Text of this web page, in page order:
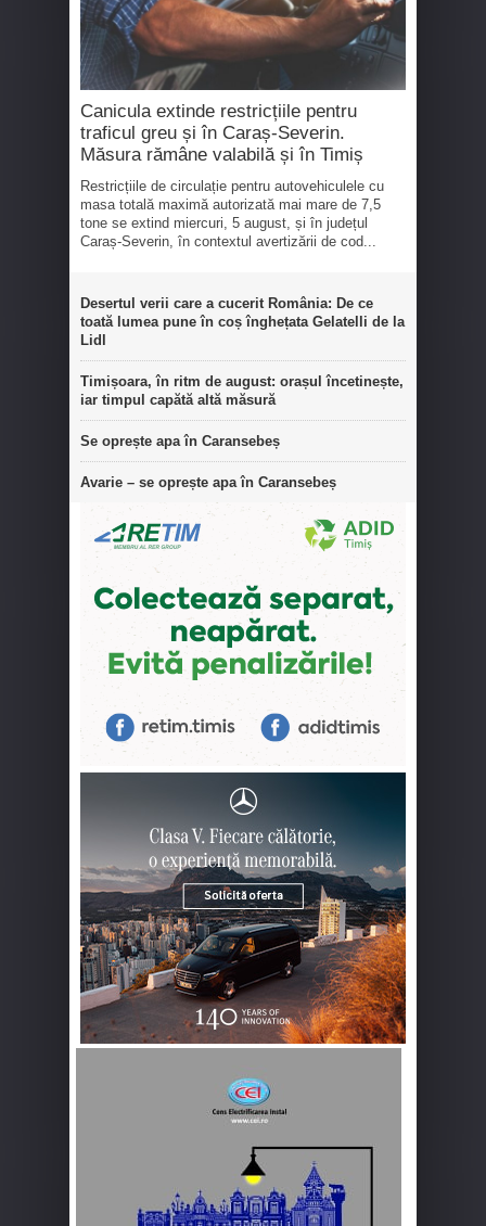
Canicula extinde restricțiile pentru
traficul greu și în Caraș-Severin.
Măsura rămâne valabilă și în Timiș
Restricțiile de circulație pentru autovehiculele cu
masa totală maximă autorizată mai mare de 7,5
tone se extind miercuri, 5 august, și în județul
Caraș-Severin, în contextul avertizării de cod...
Desertul verii care a cucerit România: De ce
toată lumea pune în coș înghețata Gelatelli de la
Lidl
Timișoara, în ritm de august: orașul încetinește,
iar timpul capătă altă măsură
Se oprește apa în Caransebeș
Avarie – se oprește apa în Caransebeș